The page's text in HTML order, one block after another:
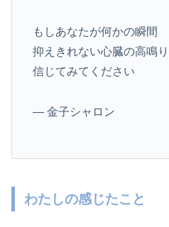
もしあなたが何かの瞬間
抑えきれない心臓の高鳴
信じてみてください
— 金子シャロン
わたしの感じたこと